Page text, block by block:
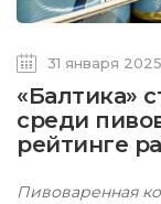
31 января 2025
«Балтика»
среди
рейтинге
Пивоваренная